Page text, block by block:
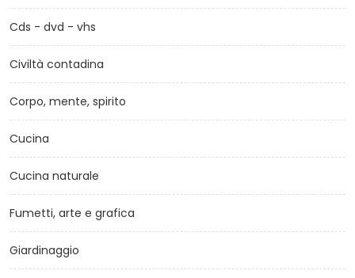
Cds - dvd - vhs
Civiltà contadina
Corpo, mente, spirito
Cucina
Cucina naturale
Fumetti, arte e grafica
Giardinaggio